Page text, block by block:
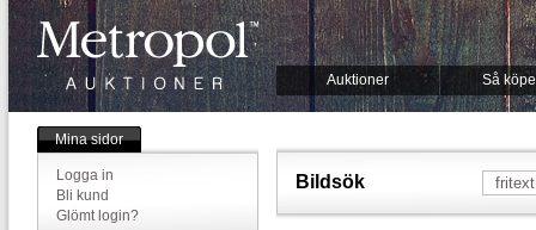
Auktioner Så
Mina sidor
Logga in
Bli kund
Glömt login?
Bildsök